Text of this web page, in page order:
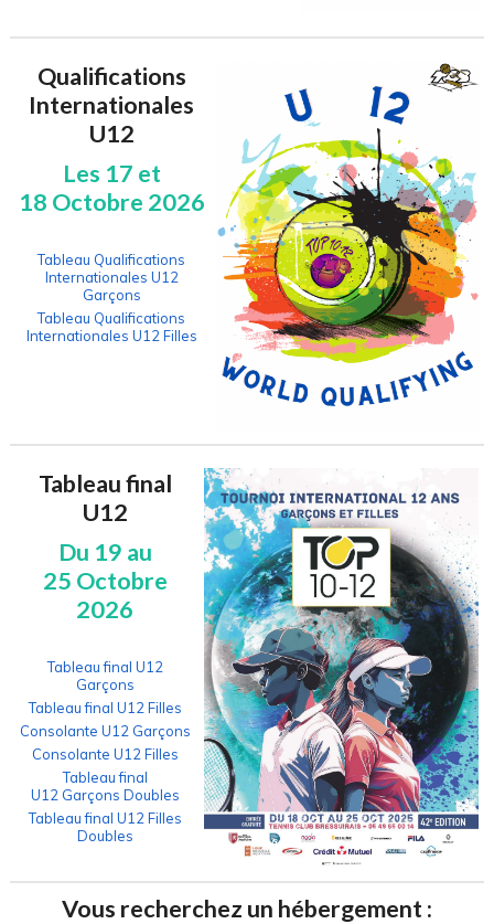
Qualifications
Internationales
U12
Les 17 et
18 Octobre 2026
Tableau Qualifications
Internationales U12
Garçons
Tableau Qualifications
Internationales U12 Filles
Tableau final
U12
Du 19 au
25 Octobre
2026
Tableau final U12
Garçons
Tableau final U12 Filles
Consolante U12 Garçons
Consolante U12 Filles
Tableau final
U12 Garçons Doubles
Tableau final U12 Filles
Doubles
Vous recherchez un hébergement :